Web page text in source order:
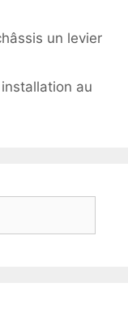
un levier
au